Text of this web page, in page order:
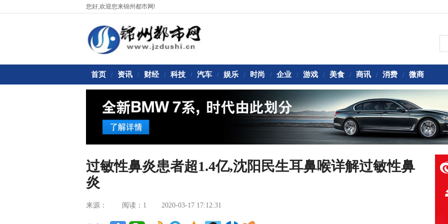
您好,欢迎您来锦州都市网!
首页 / 资讯 / 财经 / 科技 / 汽车 / 娱乐 / 时尚 / 企业 / 游戏 / 美食 / 商讯 / 消费 / 微商
过敏性鼻炎患者超1.4亿,沈阳民生耳鼻喉详解过敏性鼻
炎
来源： 阅读：1 2020-03-17 17:12:31